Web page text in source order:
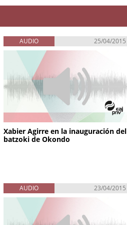
AUDIO 25/04/2015
Xabier Agirre en la inauguración del
batzoki de Okondo
AUDIO 23/04/2015